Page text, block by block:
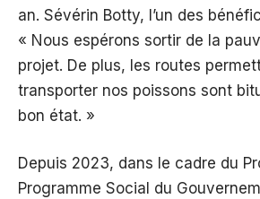
an. Sévérin Botty, l’un des
« Nous espérons sortir de la
projet. De plus, les routes
transporter nos poissons sont
bon état. »
Depuis 2023, dans le cadre du
Programme Social du